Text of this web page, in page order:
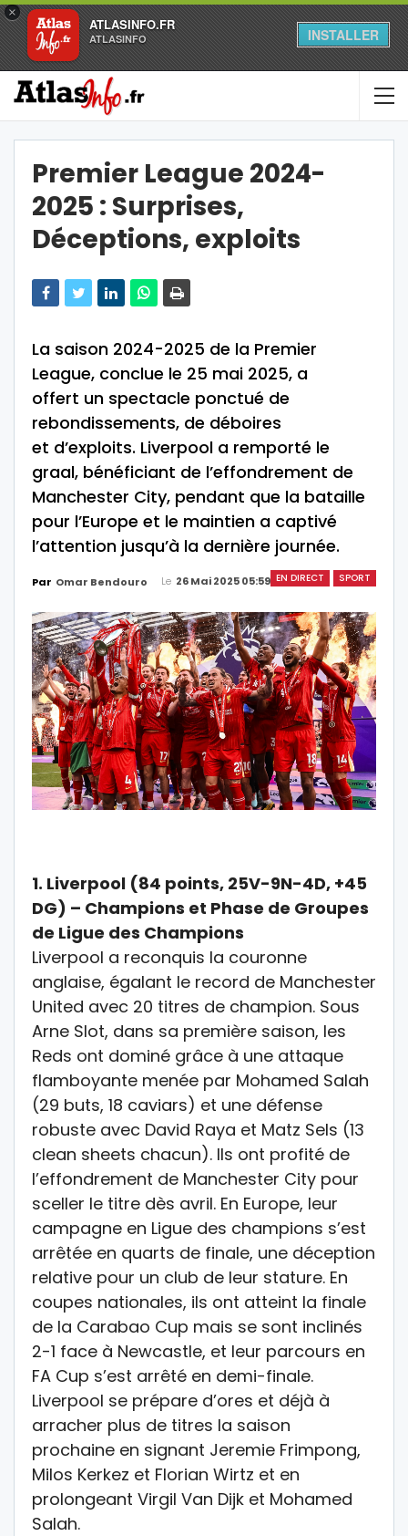
×
ATLASINFO.FR
ATLASINFO INSTALLER
Premier League 2024-
2025 : Surprises,
Déceptions, exploits
La saison 2024-2025 de la Premier
League, conclue le 25 mai 2025, a
offert un spectacle ponctué de
rebondissements, de déboires
et d’exploits. Liverpool a remporté le
graal, bénéficiant de l’effondrement de
Manchester City, pendant que la bataille
pour l’Europe et le maintien a captivé
l’attention jusqu’à la dernière journée.
EN DIRECT SPORT
Par Omar Bendouro Le 26 Mai 2025 05:59
1. Liverpool (84 points, 25V-9N-4D, +45
DG) – Champions et Phase de Groupes
de Ligue des Champions
Liverpool a reconquis la couronne
anglaise, égalant le record de Manchester
United avec 20 titres de champion. Sous
Arne Slot, dans sa première saison, les
Reds ont dominé grâce à une attaque
flamboyante menée par Mohamed Salah
(29 buts, 18 caviars) et une défense
robuste avec David Raya et Matz Sels (13
clean sheets chacun). Ils ont profité de
l’effondrement de Manchester City pour
sceller le titre dès avril. En Europe, leur
campagne en Ligue des champions s’est
arrêtée en quarts de finale, une déception
relative pour un club de leur stature. En
coupes nationales, ils ont atteint la finale
de la Carabao Cup mais se sont inclinés
2-1 face à Newcastle, et leur parcours en
FA Cup s’est arrêté en demi-finale.
Liverpool se prépare d’ores et déjà à
arracher plus de titres la saison
prochaine en signant Jeremie Frimpong,
Milos Kerkez et Florian Wirtz et en
prolongeant Virgil Van Dijk et Mohamed
Salah.